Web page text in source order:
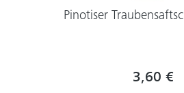
Pinotiser
3,60 €